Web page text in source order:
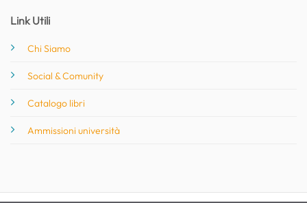
Link Utili
Chi Siamo
Social & Comunity
Catalogo libri
Ammissioni università